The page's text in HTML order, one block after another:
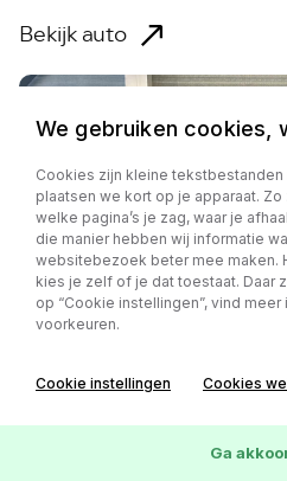
Bekijk auto
We gebruiken cookies,
Cookies zijn kleine tekstbestanden
plaatsen we kort op je apparaat.
welke pagina’s je zag, waar je
die manier hebben wij informatie
websitebezoek beter mee maken.
kies je zelf of je dat toestaat. Daar
op “Cookie instellingen”, vind
voorkeuren.
Cookie instellingen Cookies
Ga